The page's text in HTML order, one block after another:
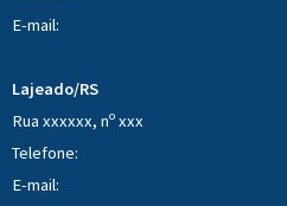
E-mail:
Lajeado/RS
Rua xxxxxx, nº xxx
Telefone:
E-mail: